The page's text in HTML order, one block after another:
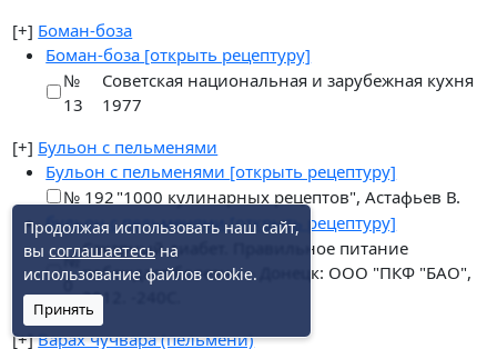
[+] Боман-боза
Боман-боза [открыть рецептуру]
№
13
Советская национальная и зарубежная кухня
1977
[+] Бульон с пельменями
Бульон с пельменями [открыть рецептуру]
№ 192 "1000 кулинарных рецептов", Астафьев В.
бульон с пельменями[открыть рецептуру]
№
0
Сахарный диабет. Правильное питание
побеждает болезнь. - Донецк: ООО "ПКФ "БАО",
2012. -240С.
[+] Варах чучвара (пельмени)
Продолжая использовать наш сайт,
вы соглашаетесь на
использование файлов cookie.
Принять